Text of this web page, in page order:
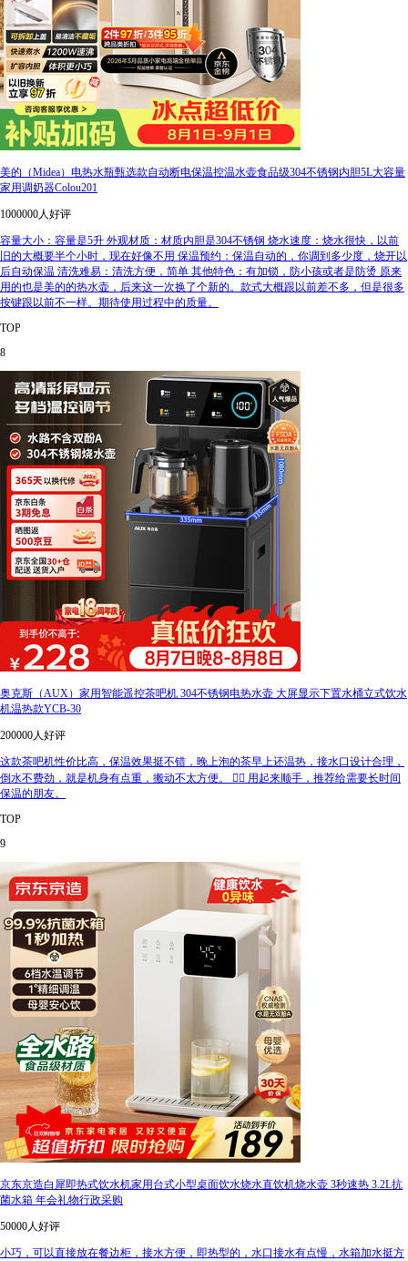
美的（Midea）电热水瓶甄选款自动断电保温控温水壶食品级304不锈钢内胆5L大容量
家用调奶器Colou201
1000000人好评
容量大小：容量是5升 外观材质：材质内胆是304不锈钢 烧水速度：烧水很快，以前
旧的大概要半个小时，现在好像不用 保温预约：保温自动的，你调到多少度，烧开以
后自动保温 清洗难易：清洗方便，简单 其他特色：有加锁，防小孩或者是防烫 原来
用的也是美的的热水壶，后来这一次换了个新的。款式大概跟以前差不多，但是很多
按键跟以前不一样。期待使用过程中的质量。
TOP
8
奥克斯（AUX）家用智能遥控茶吧机 304不锈钢电热水壶 大屏显示下置水桶立式饮水
机温热款YCB-30
200000人好评
这款茶吧机性价比高，保温效果挺不错，晚上泡的茶早上还温热，接水口设计合理，
倒水不费劲，就是机身有点重，搬动不太方便。 👍🏻 用起来顺手，推荐给需要长时间
保温的朋友。
TOP
9
京东京造白犀即热式饮水机家用台式小型桌面饮水烧水直饮机烧水壶 3秒速热 3.2L抗
菌水箱 年会礼物行政采购
50000人好评
小巧，可以直接放在餐边柜，接水方便，即热型的，水口接水有点慢，水箱加水挺方